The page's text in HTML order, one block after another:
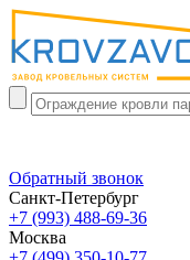
Обратный звонок
Санкт-Петербург
+7 (993) 488-69-36
Москва